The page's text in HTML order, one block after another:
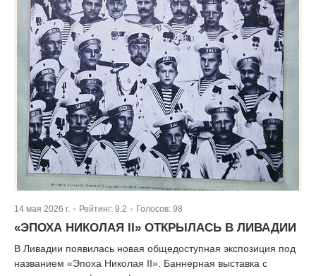
14 мая 2026 г. | Рейтинг: 9.2 Голосов: 98
«ЭПОХА НИКОЛАЯ II» ОТКРЫЛАСЬ В ЛИВАДИИ
В Ливадии появилась новая общедоступная экспозиция под
названием «Эпоха Николая II». Баннерная выставка с